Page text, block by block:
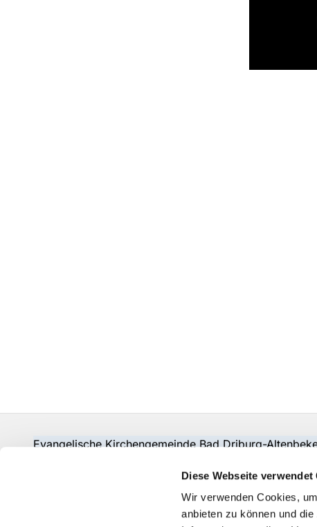
Diese Webseite verwendet
Wir verwenden Cookies,
anbieten zu können und
Evangelische Kirchengemeinde Bad Driburg-